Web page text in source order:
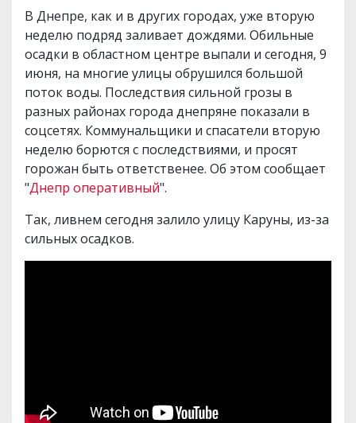
В Днепре, как и в других городах, уже вторую
неделю подряд заливает дождями. Обильные
осадки в областном центре выпали и сегодня, 9
июня, на многие улицы обрушился большой
поток воды. Последствия сильной грозы в
разных районах города днепряне показали в
соцсетях. Коммунальщики и спасатели вторую
неделю борются с последствиями, и просят
горожан быть ответственее. Об этом сообщает
"Днепр оперативный".
Так, ливнем сегодня залило улицу Каруны, из-за
сильных осадков.